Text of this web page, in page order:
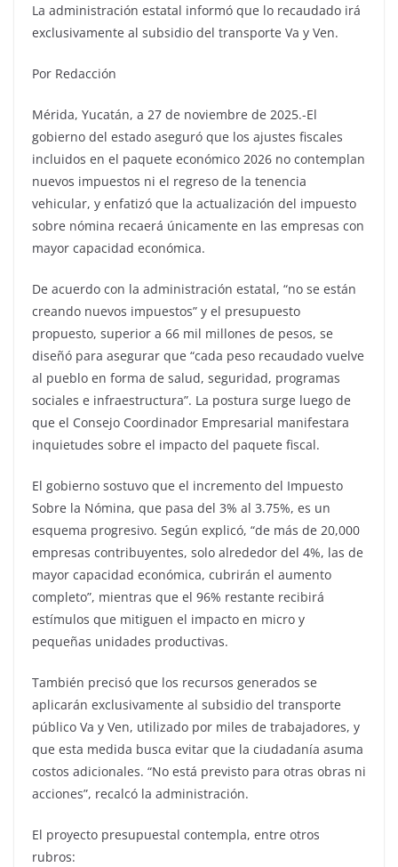
La administración estatal informó que lo recaudado irá
exclusivamente al subsidio del transporte Va y Ven.
Por Redacción
Mérida, Yucatán, a 27 de noviembre de 2025.-El
gobierno del estado aseguró que los ajustes fiscales
incluidos en el paquete económico 2026 no contemplan
nuevos impuestos ni el regreso de la tenencia
vehicular, y enfatizó que la actualización del impuesto
sobre nómina recaerá únicamente en las empresas con
mayor capacidad económica.
De acuerdo con la administración estatal, “no se están
creando nuevos impuestos” y el presupuesto
propuesto, superior a 66 mil millones de pesos, se
diseñó para asegurar que “cada peso recaudado vuelve
al pueblo en forma de salud, seguridad, programas
sociales e infraestructura”. La postura surge luego de
que el Consejo Coordinador Empresarial manifestara
inquietudes sobre el impacto del paquete fiscal.
El gobierno sostuvo que el incremento del Impuesto
Sobre la Nómina, que pasa del 3% al 3.75%, es un
esquema progresivo. Según explicó, “de más de 20,000
empresas contribuyentes, solo alrededor del 4%, las de
mayor capacidad económica, cubrirán el aumento
completo”, mientras que el 96% restante recibirá
estímulos que mitiguen el impacto en micro y
pequeñas unidades productivas.
También precisó que los recursos generados se
aplicarán exclusivamente al subsidio del transporte
público Va y Ven, utilizado por miles de trabajadores, y
que esta medida busca evitar que la ciudadanía asuma
costos adicionales. “No está previsto para otras obras ni
acciones”, recalcó la administración.
El proyecto presupuestal contempla, entre otros
rubros: